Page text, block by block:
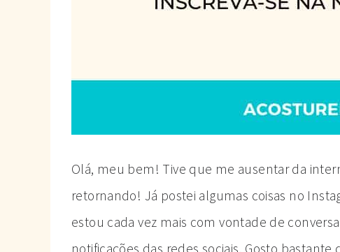
Olá, meu bem! Tive que me ausentar da
retornando! Já postei algumas coisas no
estou cada vez mais com vontade de
notificações das redes sociais. Gosto